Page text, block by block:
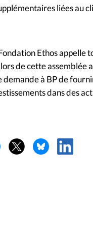
liées au
Ethos appelle
de cette assemblée
demande à BP de
dans des